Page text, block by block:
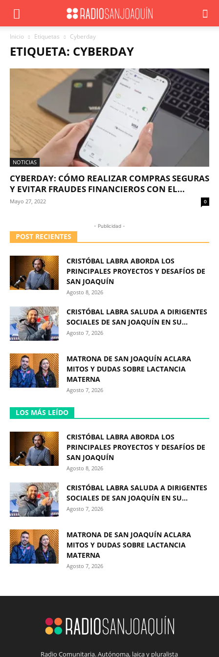
Inicio Etiquetas Cyberday
ETIQUETA: CYBERDAY
NOTICIAS
CYBERDAY: CÓMO REALIZAR COMPRAS SEGURAS
Y EVITAR FRAUDES FINANCIEROS CON EL...
Mayo 27, 2022 0
- Publicidad -
POST RECIENTES
CRISTÓBAL LABRA ABORDA LOS
PRINCIPALES PROYECTOS Y DESAFÍOS DE
SAN JOAQUÍN
Agosto 8, 2026
CRISTÓBAL LABRA SALUDA A DIRIGENTES
SOCIALES DE SAN JOAQUÍN EN SU...
Agosto 7, 2026
MATRONA DE SAN JOAQUÍN ACLARA
MITOS Y DUDAS SOBRE LACTANCIA
MATERNA
Agosto 7, 2026
LOS MÁS LEÍDO
CRISTÓBAL LABRA ABORDA LOS
PRINCIPALES PROYECTOS Y DESAFÍOS DE
SAN JOAQUÍN
Agosto 8, 2026
CRISTÓBAL LABRA SALUDA A DIRIGENTES
SOCIALES DE SAN JOAQUÍN EN SU...
Agosto 7, 2026
MATRONA DE SAN JOAQUÍN ACLARA
MITOS Y DUDAS SOBRE LACTANCIA
MATERNA
Agosto 7, 2026
Radio Comunitaria. Autónoma, laica y pluralista